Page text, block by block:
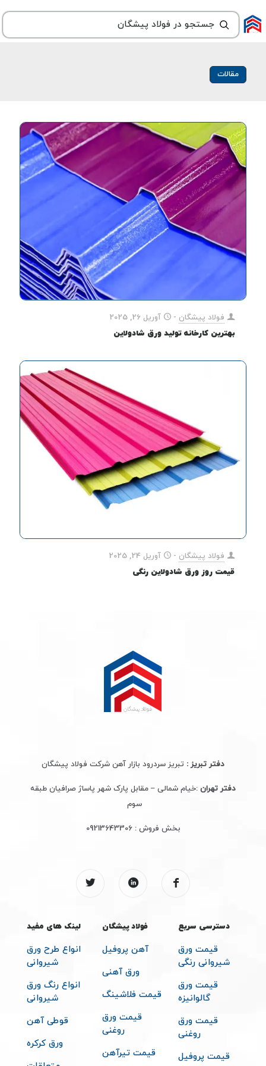
مقالات
فولاد پیشگان -
آوریل 26, 2025
بهترین کارخانه تولید ورق شادولاین
فولاد پیشگان -
آوریل 24, 2025
قیمت روز ورق شادولاین رنگی
دفتر تبریز : تبریز سردرود بازار آهن شرکت فولاد پیشگان
دفتر تهران :خیام شمالی – مقابل پارک شهر پاساژ صرافیان طبقه
سوم
بخش فروش :09213643306
دسترسی سریع
قیمت ورق
شیروانی رنگی
قیمت ورق
گالوانیزه
قیمت ورق
روغنی
قیمت پروفیل
فولاد پیشگان
آهن پروفیل
ورق آهنی
قیمت فلاشینگ
قیمت ورق
روغنی
قیمت تیرآهن
لینک های مفید
انواع طرح ورق
شیروانی
انواع رنگ ورق
شیروانی
قوطی آهن
ورق کرکره